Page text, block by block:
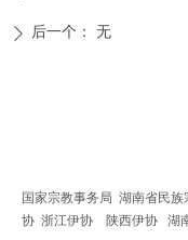
ꄲ 后一个： 无
国家宗教事务局 湖南省民族
协 浙江伊协 陕西伊协 湖